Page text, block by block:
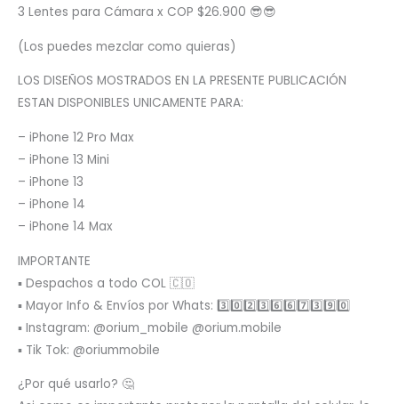
3 Lentes para Cámara x COP $26.900 😎😎
(Los puedes mezclar como quieras)
LOS DISEÑOS MOSTRADOS EN LA PRESENTE PUBLICACIÓN
ESTAN DISPONIBLES UNICAMENTE PARA:
– iPhone 12 Pro Max
– iPhone 13 Mini
– iPhone 13
– iPhone 14
– iPhone 14 Max
IMPORTANTE
▪️ Despachos a todo COL 🇨🇴
▪️ Mayor Info & Envíos por Whats: 3️⃣0️⃣2️⃣3️⃣6️⃣6️⃣7️⃣3️⃣9️⃣0️⃣
▪️ Instagram: @orium_mobile @orium.mobile
▪️ Tik Tok: @oriummobile
¿Por qué usarlo? 🤔